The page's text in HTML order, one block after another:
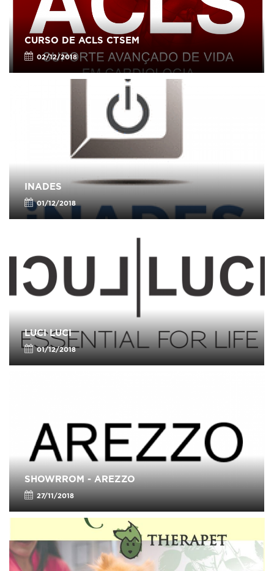
CURSO DE ACLS CTSEM
02/12/2018
INADES
01/12/2018
LUCI LUCI
01/12/2018
SHOWRROM - AREZZO
27/11/2018